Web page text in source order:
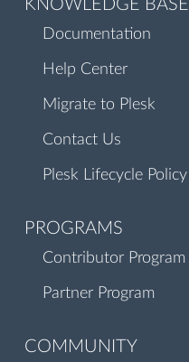
KNOWLEDGE BASE
Documentation
Help Center
Migrate to Plesk
Contact Us
Plesk Lifecycle Policy
PROGRAMS
Contributor Program
Partner Program
COMMUNITY